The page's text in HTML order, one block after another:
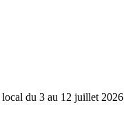
du 3 au 12 juillet 2026